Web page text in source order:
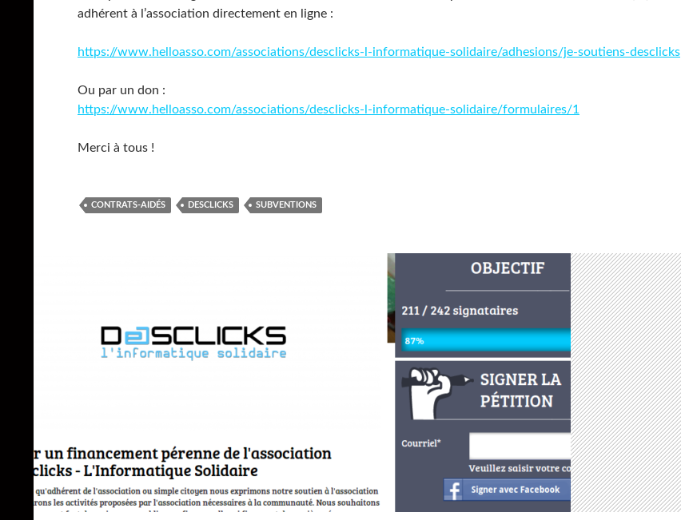
adhérent à l’association directement en ligne :
https://www.helloasso.com/associations/desclicks-l-informatique-solidaire/adhesions/je-soutiens-desclicks
Ou par un don :
https://www.helloasso.com/associations/desclicks-l-informatique-solidaire/formulaires/1
Merci à tous !
CONTRATS-AIDÉS DESCLICKS SUBVENTIONS